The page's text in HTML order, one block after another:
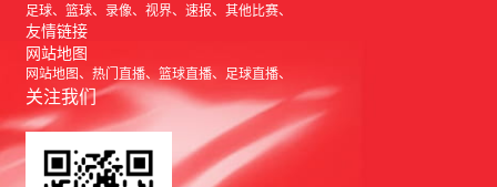
足球 篮球 录像 视界 速报 其他比赛
友情链接
网站地图
网站地图 热门直播 篮球直播 足球直播
关注我们